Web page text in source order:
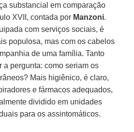
substancial em comparação
XVII, contada por Manzoni.
com serviços sociais, é
populosa, mas com os cabelos
de uma família. Tanto
a pergunta: como seriam os
Mais higiênico, é claro,
e fármacos adequados,
dividido em unidades
para os assintomáticos.